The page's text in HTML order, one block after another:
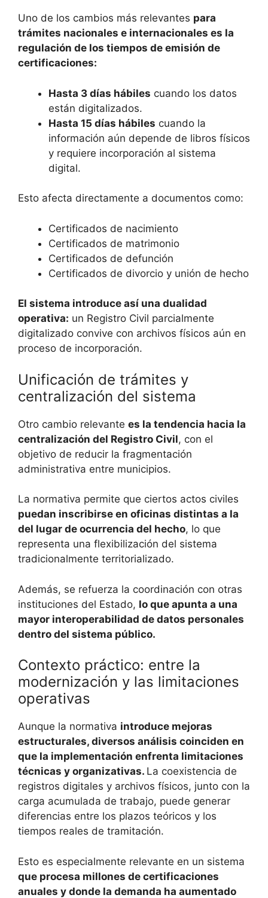
Uno de los cambios más relevantes para
trámites nacionales e internacionales es la
regulación de los tiempos de emisión de
certificaciones:
Hasta 3 días hábiles cuando los datos
están digitalizados.
Hasta 15 días hábiles cuando la
información aún depende de libros físicos
y requiere incorporación al sistema
digital.
Esto afecta directamente a documentos como:
Certificados de nacimiento
Certificados de matrimonio
Certificados de defunción
Certificados de divorcio y unión de hecho
El sistema introduce así una dualidad
operativa: un Registro Civil parcialmente
digitalizado convive con archivos físicos aún en
proceso de incorporación.
Unificación de trámites y
centralización del sistema
Otro cambio relevante es la tendencia hacia la
centralización del Registro Civil, con el
objetivo de reducir la fragmentación
administrativa entre municipios.
La normativa permite que ciertos actos civiles
puedan inscribirse en oficinas distintas a la
del lugar de ocurrencia del hecho, lo que
representa una flexibilización del sistema
tradicionalmente territorializado.
Además, se refuerza la coordinación con otras
instituciones del Estado, lo que apunta a una
mayor interoperabilidad de datos personales
dentro del sistema público.
Contexto práctico: entre la
modernización y las limitaciones
operativas
Aunque la normativa introduce mejoras
estructurales, diversos análisis coinciden en
que la implementación enfrenta limitaciones
técnicas y organizativas. La coexistencia de
registros digitales y archivos físicos, junto con la
carga acumulada de trabajo, puede generar
diferencias entre los plazos teóricos y los
tiempos reales de tramitación.
Esto es especialmente relevante en un sistema
que procesa millones de certificaciones
anuales y donde la demanda ha aumentado